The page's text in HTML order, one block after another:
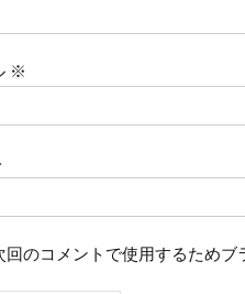
※
回のコメントで使用するためブ